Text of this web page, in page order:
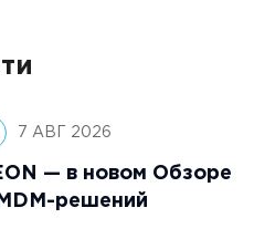
7 АВГ 2026
— в новом Обзоре
решений